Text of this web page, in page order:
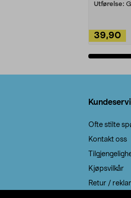
Utførelse:
39,90
Ofte stilte
Kontakt oss
Kjøpsvilkår
Retur /